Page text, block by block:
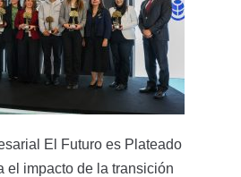
El Futuro es Plateado
el impacto de la transición